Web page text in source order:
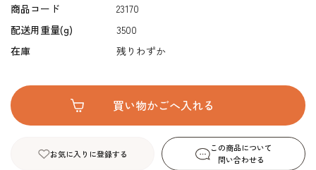
商品コード
23170
配送用重量(g)
3500
在庫
残りわずか
お気に入りに登録する
この商品について
問い合わせる